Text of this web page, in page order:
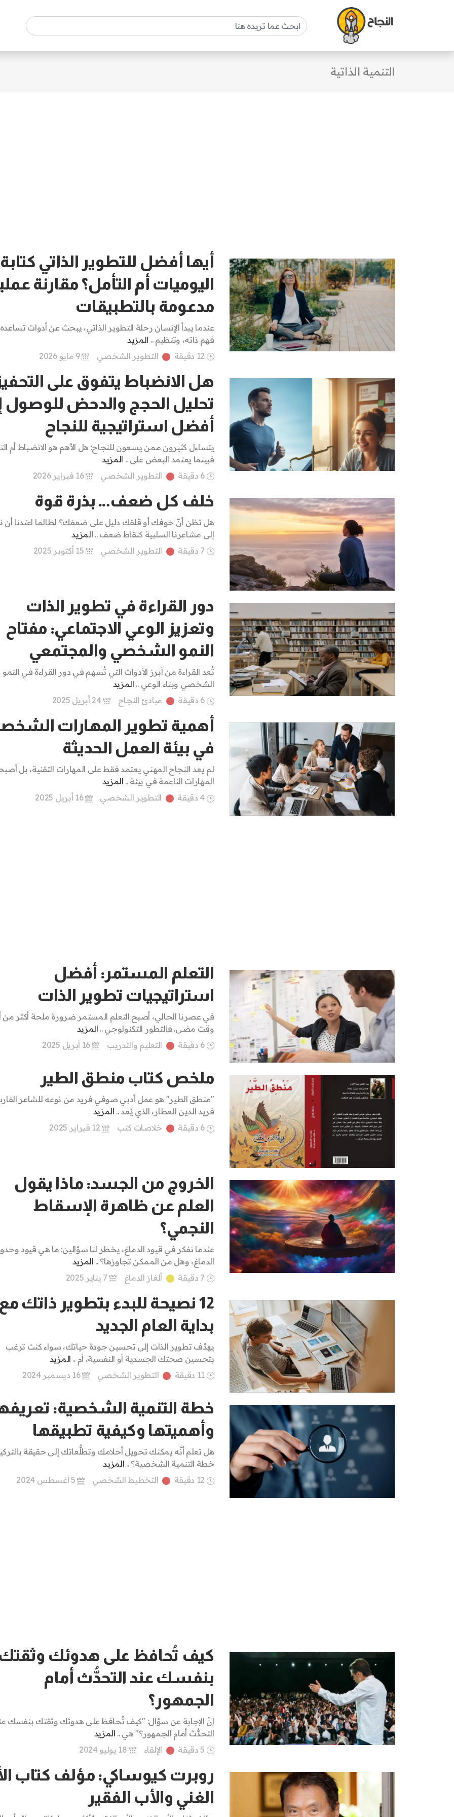
التنمية الذاتية
أيها أفضل للتطوير الذاتي كتابة
اليوميات أم التأمل؟ مقارنة
مدعومة بالتطبيقات
عندما يبدأ الإنسان رحلة التطوير الذاتي، يبحث عن أدوات
فهم ذاته، وتنظيم .. المزيد
12 دقيقة
التطوير الشخصي 9 مايو 2026
هل الانضباط يتفوق على
تحليل الحجج والدحض للوصول
أفضل استراتيجية للنجاح
يتساءل كثيرون ممن يسعون للنجاح: هل الأهم هو الانضباط أم
فبينما يعتمد البعض على .. المزيد
6 دقيقة
التطوير الشخصي 16 فبراير 2026
خلف كل ضعف… بذرة قوة
هل تظن أنّ خوفك أو قلقك دليل على ضعفك؟ لطالما اعتدنا أن
إلى مشاعرنا السلبية كنقاط ضعف .. المزيد
7 دقيقة
التطوير الشخصي 15 أكتوبر 2025
دور القراءة في تطوير الذات
وتعزيز الوعي الاجتماعي: مفتاح
النمو الشخصي والمجتمعي
تُعد القراءة من أبرز الأدوات التي تُسهم في دور القراءة في النمو
الشخصي وبناء الوعي .. المزيد
6 دقيقة
مبادئ النجاح 24 أبريل 2025
أهمية تطوير المهارات
في بيئة العمل الحديثة
لم يعد النجاح المهني يعتمد فقط على المهارات التقنية، بل
المهارات الناعمة في بيئة .. المزيد
4 دقيقة
التطوير الشخصي 16 أبريل 2025
التعلم المستمر: أفضل
استراتيجيات تطوير الذات
في عصرنا الحالي، أصبح التعلم المستمر ضرورة ملحة أكثر من
وقت مضى. فالتطور التكنولوجي .. المزيد
6 دقيقة
التعليم والتدريب 16 أبريل 2025
ملخص كتاب منطق الطير
"منطق الطير" هو عمل أدبي صوفي فريد من نوعه للشاعر
فريد الدين العطار، الذي يُعد .. المزيد
6 دقيقة
خلاصات كتب 12 فبراير 2025
الخروج من الجسد: ماذا يقول
العلم عن ظاهرة الإسقاط
النجمي؟
عندما نفكر في قيود الدماغ، يخطر لنا سؤالين: ما هي قيود
الدماغ، وهل من الممكن تجاوزها؟ .. المزيد
7 دقيقة
ألغاز الدماغ 7 يناير 2025
12 نصيحة للبدء بتطوير ذاتك
بداية العام الجديد
يهدُف تطوير الذات إلى تحسين جودة حياتك، سواء كنت ترغب
بتحسين صحتك الجسدية أو النفسية، أم .. المزيد
11 دقيقة
التطوير الشخصي 16 ديسمبر 2024
خطة التنمية الشخصية:
وأهميتها وكيفية تطبيقها
هل تعلم أنَّه يمكنك تحويل أحلامك وتطلُّعاتك إلى حقيقة
خطة التنمية الشخصية؟ .. المزيد
12 دقيقة
التخطيط الشخصي 5 أغسطس 2024
كيف تُحافظ على هدوئك
بنفسك عند التحدُّث أمام
الجمهور؟
إنَّ الإجابة عن سؤال: "كيف تُحافظ على هدوئك وثقتك بنفسك
التحدُّث أمام الجمهور؟" هي .. المزيد
5 دقيقة
الإلقاء 18 يوليو 2024
روبرت كيوساكي: مؤلف كتاب
الغني والأب الفقير